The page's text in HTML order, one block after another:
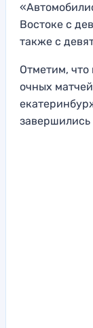
Востоке с
также с
Отметим, что
очных